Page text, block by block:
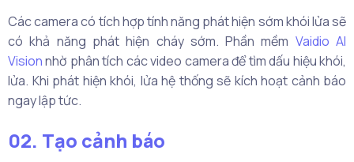
Các camera có tích hợp tính năng phát hiện sớm khói lửa sẽ
có khả năng phát hiện cháy sớm. Phần mềm Vaidio AI
Visionnhờ phân tích các video camera để tìm dấu hiệu khói,
lửa. Khi phát hiện khói, lửa hệ thống sẽ kích hoạt cảnh báo
ngay lập tức.
02. Tạo cảnh báo